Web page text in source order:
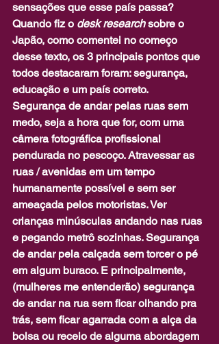
sensações que esse país passa?
Quando fiz o desk research sobre o
Japão, como comentei no começo
desse texto, os 3 principais pontos que
todos destacaram foram: segurança,
educação e um país correto.
Segurança de andar pelas ruas sem
medo, seja a hora que for, com uma
câmera fotográfica profissional
pendurada no pescoço. Atravessar as
ruas / avenidas em um tempo
humanamente possível e sem ser
ameaçada pelos motoristas. Ver
crianças minúsculas andando nas ruas
e pegando metrô sozinhas. Segurança
de andar pela calçada sem torcer o pé
em algum buraco. E principalmente,
(mulheres me entenderão) segurança
de andar na rua sem ficar olhando pra
trás, sem ficar agarrada com a alça da
bolsa ou receio de alguma abordagem